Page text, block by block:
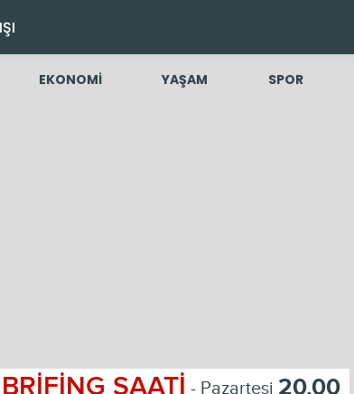
EKONOMİ YAŞAM SPOR
BRİFİNG SAATİ - Pazartesi 20.00